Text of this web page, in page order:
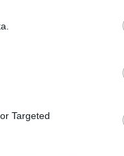
de su información
IAB.
Targeted